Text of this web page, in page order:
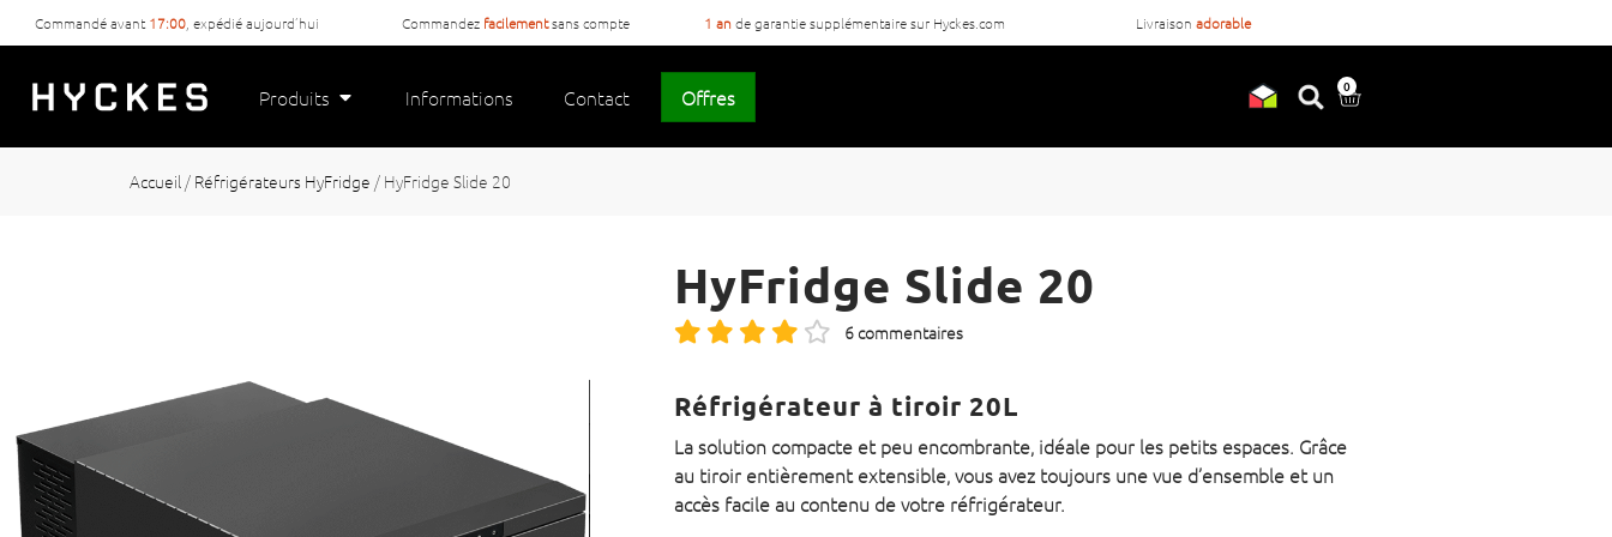
Commandé avant 17:00, expédié aujourd’hui Commandez facilementsans compte 1 ande garantie supplémentaire sur Hyckes.com Livraison adorable
Produits Informations Contact Offres 0
Accueil / Réfrigérateurs HyFridge / HyFridge Slide 20
HyFridge Slide 20
6 commentaires
Réfrigérateur à tiroir 20L
La solution compacte et peu encombrante, idéale pour les petits espaces. Grâce
au tiroir entièrement extensible, vous avez toujours une vue d’ensemble et un
accès facile au contenu de votre réfrigérateur.